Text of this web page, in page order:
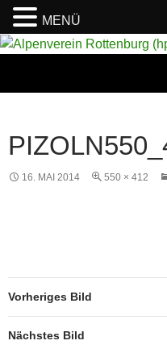
16. MAI 2014 550 × 412
Vorheriges Bild
Nächstes Bild
MENÜ